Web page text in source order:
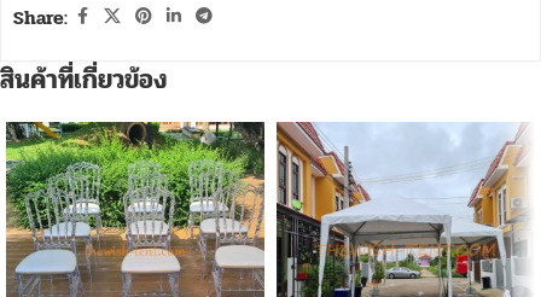
Share:
สินค้าที่เกี่ยวข้อง